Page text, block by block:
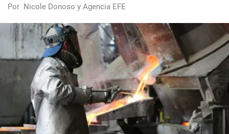
Por Nicole Donoso y Agencia EFE